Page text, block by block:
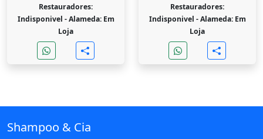
Restauradores:
Indisponivel -Alameda: Em
Loja
Restauradores:
Indisponivel -Alameda: Em
Loja
Shampoo & Cia